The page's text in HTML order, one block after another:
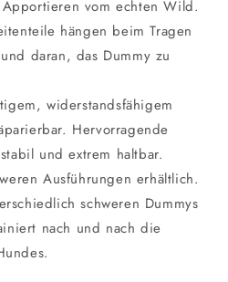
vom echten Wild.
hängen beim Tragen
daran, das Dummy zu
widerstandsfähigem
Hervorragende
und extrem haltbar.
Ausführungen erhältlich.
schweren Dummys
nach und nach die